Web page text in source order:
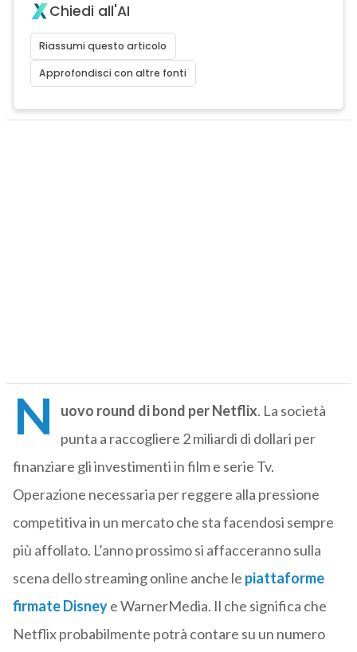
Chiedi all'AI
Riassumi questo articolo
Approfondisci con altre fonti
N uovo round di bond per Netflix. La società
punta a raccogliere 2 miliardi di dollari per
finanziare gli investimenti in film e serie Tv.
Operazione necessaria per reggere alla pressione
competitiva in un mercato che sta facendosi sempre
più affollato. L’anno prossimo si affacceranno sulla
scena dello streaming online anche le piattaforme
firmate Disneye WarnerMedia. Il che significa che
Netflix probabilmente potrà contare su un numero